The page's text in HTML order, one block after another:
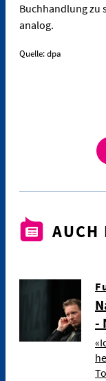
Buchhandlung zu
analog.
Quelle: dpa
AUCH
-